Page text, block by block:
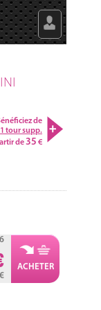
de
1 tour supp.
de35